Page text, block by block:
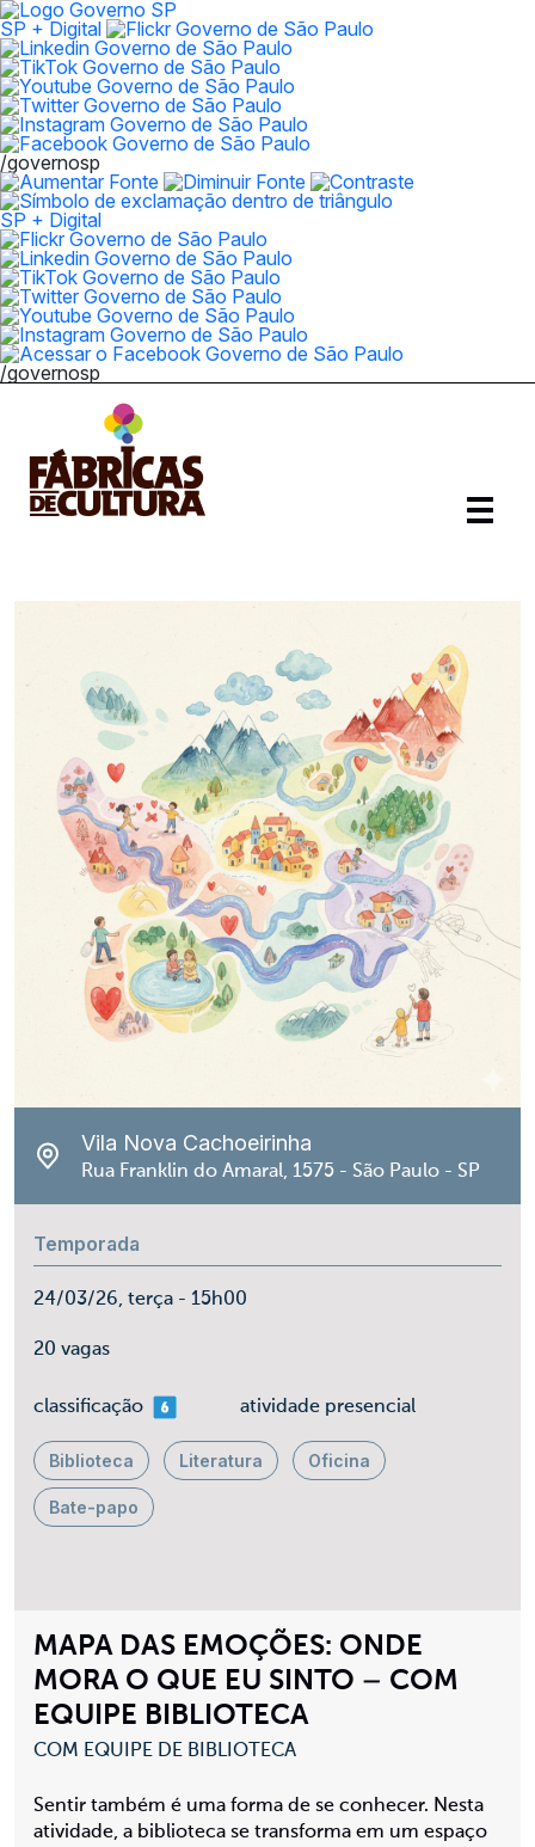
SP + Digital
/governosp
SP + Digital
/governosp
MAPA DAS EMOÇÕES: ONDE
MORA O QUE EU SINTO – COM
EQUIPE BIBLIOTECA
COM EQUIPE DE BIBLIOTECA
Sentir também é uma forma de se conhecer. Nesta
atividade, a biblioteca se transforma em um espaço
Vila Nova Cachoeirinha
Rua Franklin do Amaral, 1575 - São Paulo - SP
Temporada
24/03/26, terça - 15h00
20 vagas
classificaçãomais 06 atividade presencial
Biblioteca Literatura Oficina
Bate-papo